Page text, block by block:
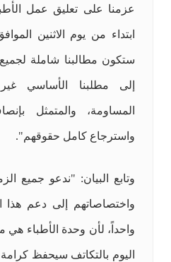
عزمنا على تعليق عمل
ستكون مطالبنا شاملة
إلى مطلبنا الأساسي
واسترجاع كامل حقوقهم".
وتابع البيان: "ندعو جميع
واختصاصاتهم إلى دعم هذا
واحداً، لأن وحدة الأطباء هي
اليوم بالتكاتف سيحفظ